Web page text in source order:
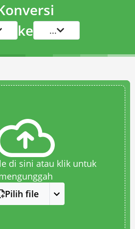
ke ...
di sini atau klik untuk
Pilih file